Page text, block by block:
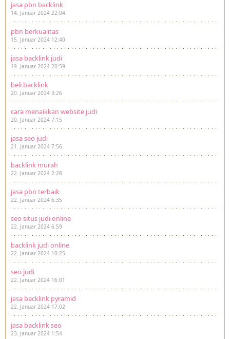
jasa pbn backlink
14. Januar 2024 22:04
pbn berkualitas
15. Januar 2024 12:40
jasa backlink judi
19. Januar 2024 20:59
beli backlink
20. Januar 2024 3:26
cara menaikkan website judi
20. Januar 2024 7:15
jasa seo judi
21. Januar 2024 7:56
backlink murah
22. Januar 2024 2:28
jasa pbn terbaik
22. Januar 2024 6:35
seo situs judi online
22. Januar 2024 6:59
backlink judi online
22. Januar 2024 10:25
seo judi
22. Januar 2024 16:01
jasa backlink pyramid
22. Januar 2024 17:02
jasa backlink seo
23. Januar 2024 1:54